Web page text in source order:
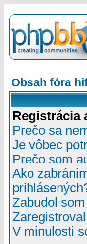
Obsah fóra
Registrácia
Prečo sa
Je vôbec
Prečo som
Ako
Zabudol
V minulosti